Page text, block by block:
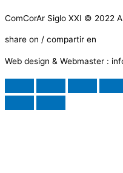
ComCorAr Siglo XXI © 2022
share on / compartir en
Web design & Webmaster :